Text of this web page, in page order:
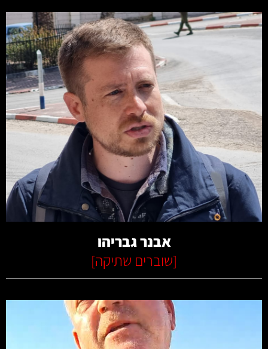
קרא עוד
אבנר גבריהו
[שוברים שתיקה]